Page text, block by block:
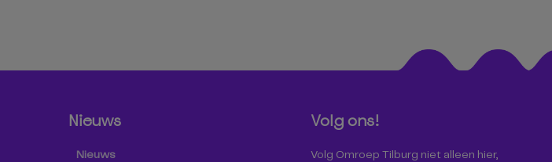
Nieuws
Nieuws
Volg ons!
Volg Omroep Tilburg niet alleen hier,